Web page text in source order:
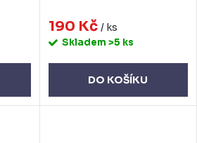
190 Kč / ks
Skladem >5 ks
DO KOŠÍKU